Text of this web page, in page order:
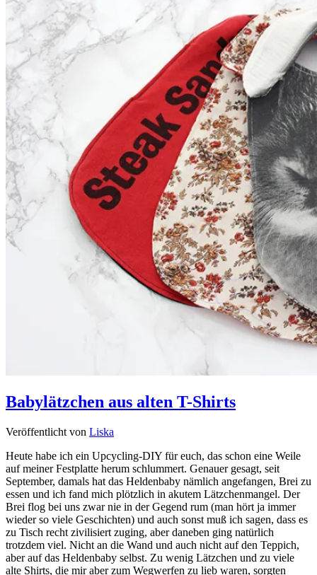
Babylätzchen aus alten T-Shirts
Veröffentlicht von Liska
Heute habe ich ein Upcycling-DIY für euch, das schon eine Weile
auf meiner Festplatte herum schlummert. Genauer gesagt, seit
September, damals hat das Heldenbaby nämlich angefangen, Brei zu
essen und ich fand mich plötzlich in akutem Lätzchenmangel. Der
Brei flog bei uns zwar nie in der Gegend rum (man hört ja immer
wieder so viele Geschichten) und auch sonst muß ich sagen, dass es
zu Tisch recht zivilisiert zuging, aber daneben ging natürlich
trotzdem viel. Nicht an die Wand und auch nicht auf den Teppich,
aber auf das Heldenbaby selbst. Zu wenig Lätzchen und zu viele
alte Shirts, die mir aber zum Wegwerfen zu lieb waren, sorgten